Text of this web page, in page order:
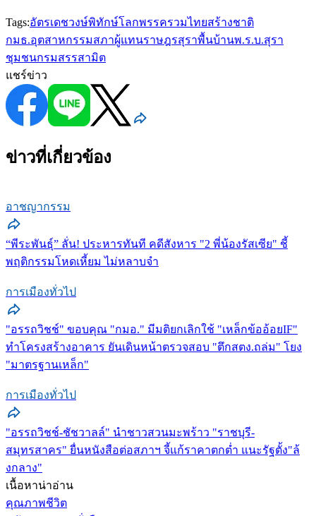
Tags:อัตรเดชวงษ์พิทักษ์โลกพรรครวมไทยสร้างชาติ
กมธ.อุตสาหกรรมสภาผู้แทนราษฎรสุราพื้นบ้านพ.ร.บ.สุรา
ชุมชนกรมสรรสามิต
แชร์ข่าว
ข่าวที่เกี่ยวข้อง
อาชญากรรม
“พีระพันธุ์” ลั่น! ประหารทันที คดีสังหาร "2 พี่น้องรัสเซีย" ชี้
พฤติกรรมโหดเหี้ยม ไม่หลาบจำ
การเมืองทั่วไป
"อรรถวิชช์" ขอบคุณ "กมอ." มีมติยกเลิกใช้ "เหล็กข้ออ้อยIF"
ทำโครงสร้างอาคาร ยันเดินหน้าตรวจสอบ "ตึกสตง.ถล่ม" โยง
"มาตรฐานเหล็ก"
การเมืองทั่วไป
"อรรถวิชช์-ชัชวาลล์" นำชาวสวนมะพร้าว "ราชบุรี-
สมุทรสาคร" ยื่นหนังสือต่อสภาฯ จี้แก้ราคาตกต่ำ แนะรัฐตั้ง"ล้
งกลาง"
เนื้อหาน่าอ่าน
คุณภาพชีวิต